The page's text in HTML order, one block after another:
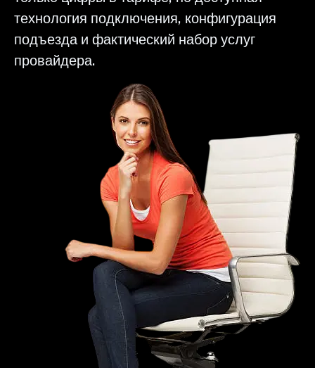
технология подключения, конфигурация
подъезда и фактический набор услуг
провайдера.